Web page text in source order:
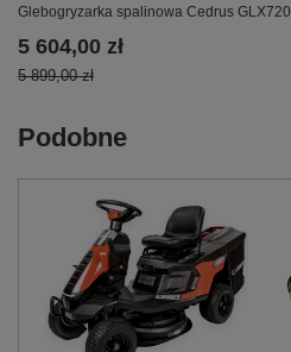
Glebogryzarka spalinowa Cedrus GLX720
5 604,00 zł
5 899,00 zł
Podobne